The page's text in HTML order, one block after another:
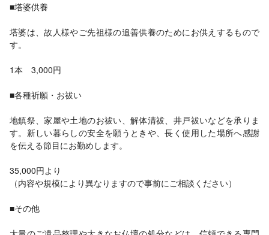
■塔婆供養
塔婆は、故人様やご先祖様の追善供養のためにお供えするもので
す。
1本 3,000円
■各種祈願・お祓い
地鎮祭、家屋や土地のお祓い、解体清祓、井戸祓いなどを承りま
す。新しい暮らしの安全を願うときや、長く使用した場所へ感謝
を伝える節目にお勤めします。
35,000円より
（内容や規模により異なりますので事前にご相談ください）
■その他